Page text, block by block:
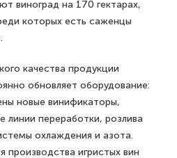
виноград на 170 гектарах,
которых есть саженцы
качества продукции
обновляет оборудование:
новые винификаторы,
линии переработки, розлива
охлаждения и азота.
производства игристых вин